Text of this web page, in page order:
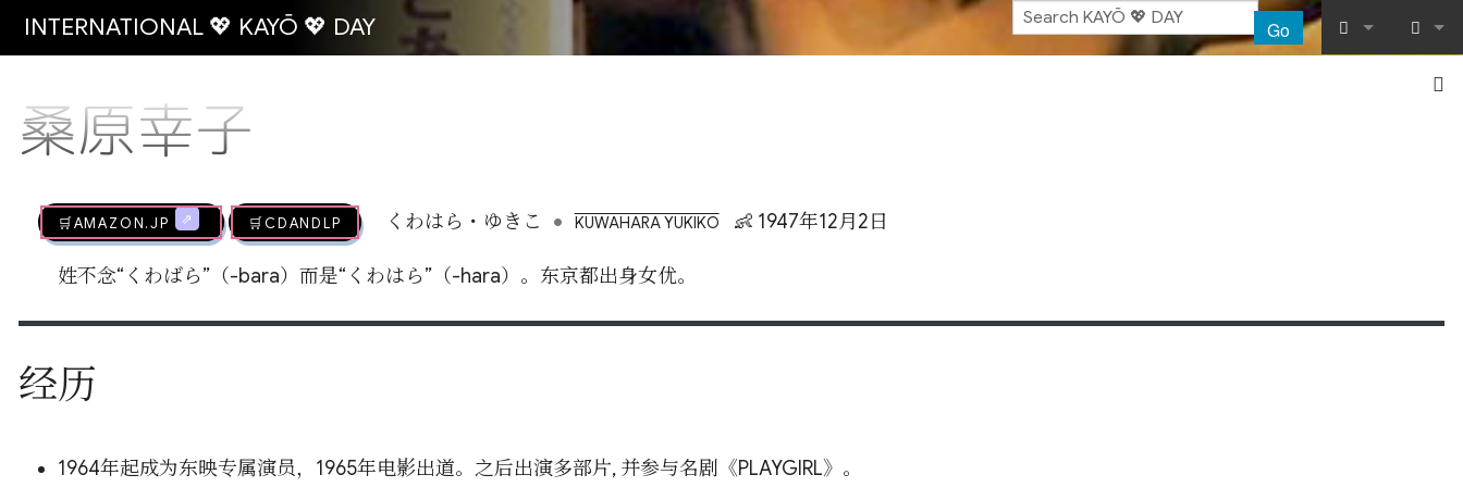
INTERNATIONAL 💖 KAYŌ 💖 DAY Go
What links
Log in
桑原幸子
🛒AMAZON.jp 🛒CDandLP くわはら・ゆきこ • KUWAHARA YUKIKO 👶 1947年12月2日
姓不念“くわばら”（-bara）而是“くわはら”（-hara）。东京都出身女优。
经历
1964年起成为东映专属演员，1965年电影出道。之后出演多部片, 并参与名剧《PLAYGIRL》。